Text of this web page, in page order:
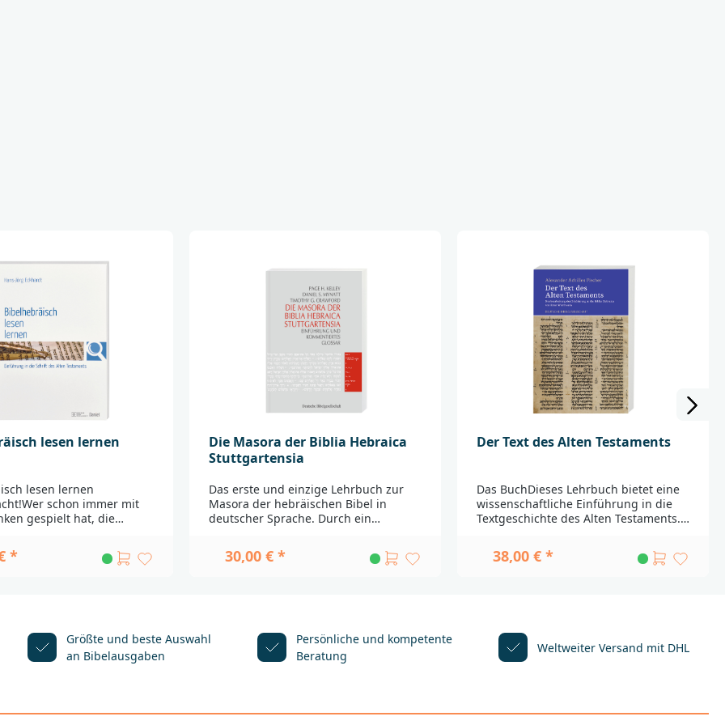
lesen lernen
lesen lernen
schon immer mit
gespielt hat, die
Unterstützung.
der hebräischen
Fragen zur
*
Die Masora der Biblia Hebraica
Stuttgartensia
Das erste und einzige Lehrbuch zur
Masora der hebräischen Bibel in
deutscher Sprache. Durch ein
ist es gleichermaßen als Einführung
und als Nachschlagewerk
BibelgesellschaftBalinger Str. 31
Stuttgartproduktsicherheit@dbg.de
30,00 € *
Der Text des Alten Testaments
Das BuchDieses Lehrbuch bietet eine
wissenschaftliche Einführung in die
Textgeschichte des Alten Testaments.
der Bibel, die Schriftrollen von
Qumran, die Septuaginta sowie
ganzseitige Bildtafeln, die einen
unmittelbaren Einblick in die
Handschriftenüberlieferung und
38,00 € *
Größte und beste Auswahl
an Bibelausgaben
Persönliche und kompetente
Beratung
Weltweiter Versand mit DHL